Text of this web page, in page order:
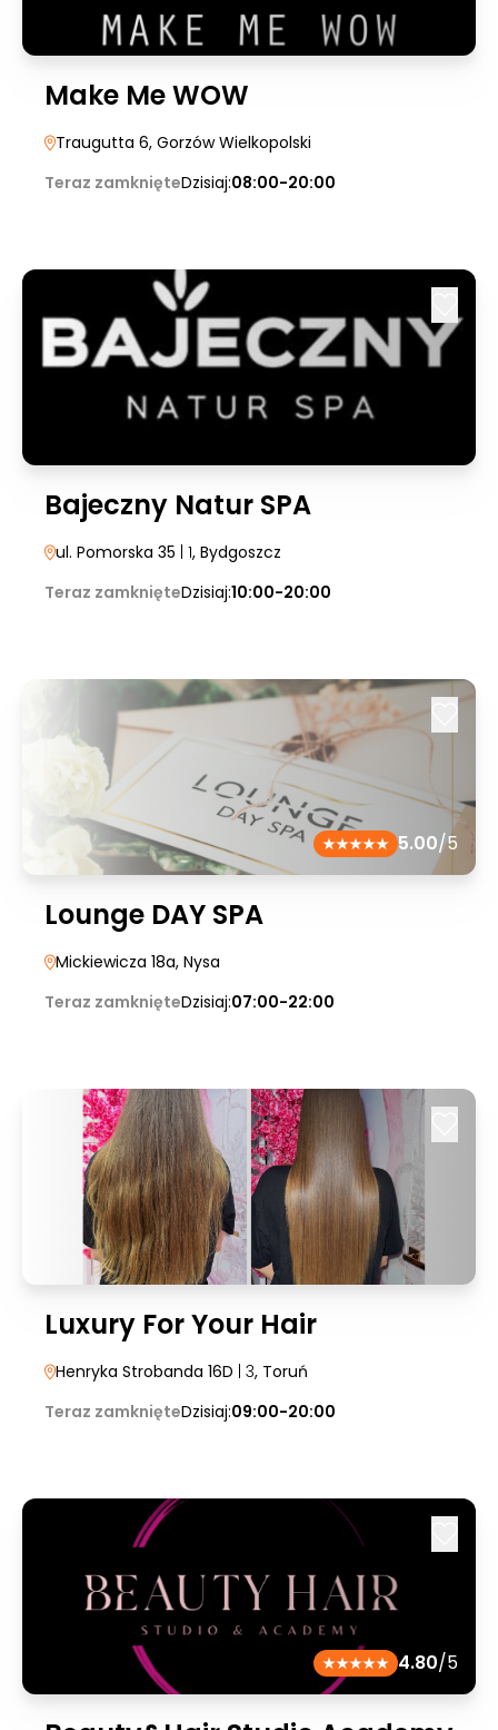
Make Me WOW
Traugutta 6, Gorzów Wielkopolski
Teraz zamknięteDzisiaj:08:00-20:00
Bajeczny Natur SPA
ul. Pomorska 35 | 1, Bydgoszcz
Teraz zamknięteDzisiaj:10:00-20:00
5.00/5
Lounge DAY SPA
Mickiewicza 18a, Nysa
Teraz zamknięteDzisiaj:07:00-22:00
Luxury For Your Hair
Henryka Strobanda 16D | 3, Toruń
Teraz zamknięteDzisiaj:09:00-20:00
4.80/5